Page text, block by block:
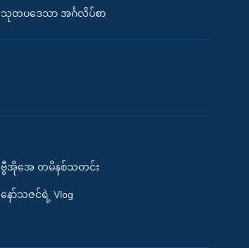
သုတပဒေသာ အင်္ဂလိပ်စာ
ဗွီအိုအေ တမိနစ်သတင်း
နော်သဇင်ရဲ့ Vlog